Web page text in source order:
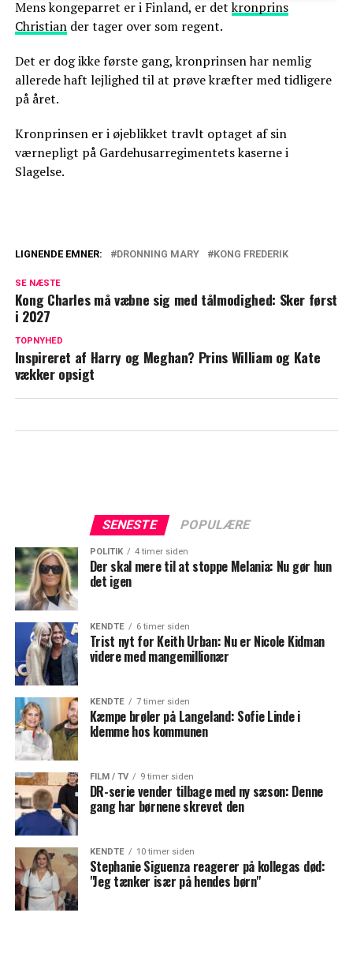
Mens kongeparret er i Finland, er detkronprins
Christiander tager over som regent.
Det er dog ikke første gang, kronprinsen har nemlig
allerede haft lejlighed til at prøve kræfter med tidligere
på året.
Kronprinsen er i øjeblikket travlt optaget af sin
værnepligt på Gardehusarregimentets kaserne i
Slagelse.
Her er deres planer for næste år
LIGNENDE EMNER: DRONNING MARY KONG FREDERIK
SE NÆSTE
Kong Charles må væbne sig med tålmodighed: Sker først
i 2027
TOPNYHED
Inspireret af Harry og Meghan? Prins William og Kate
vækker opsigt
SENESTE POPULÆRE
POLITIK 4 timer siden
Der skal mere til at stoppe Melania: Nu gør hun
det igen
KENDTE 6 timer siden
Trist nyt for Keith Urban: Nu er Nicole Kidman
videre med mangemillionær
KENDTE 7 timer siden
Kæmpe brøler på Langeland: Sofie Linde i
klemme hos kommunen
FILM / TV 9 timer siden
DR-serie vender tilbage med ny sæson: Denne
gang har børnene skrevet den
KENDTE 10 timer siden
Stephanie Siguenza reagerer på kollegas død:
"Jeg tænker især på hendes børn"